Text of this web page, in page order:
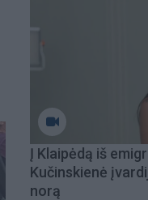
Į Klaipėdą iš
Kučinskienė
norą